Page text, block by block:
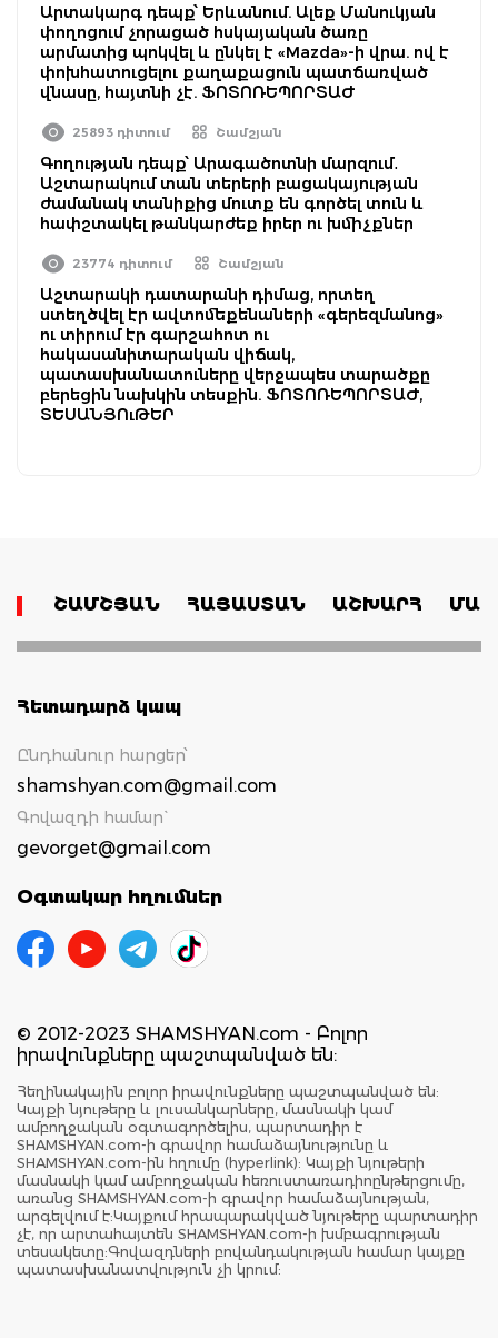
Արտակարգ դեպք՝ Երևանում. Ալեք Մանուկյան
փողոցում չորացած հսկայական ծառը
արմատից պոկվել և ընկել է «Mazda»-ի վրա. ով է
փոխհատուցելու քաղաքացուն պատճառված
վնասը, հայտնի չէ. ՖՈՏՈՌԵՊՈՐՏԱԺ
25893 դիտում Շամշյան
Գողության դեպք՝ Արագածոտնի մարզում․
Աշտարակում տան տերերի բացակայության
ժամանակ տանիքից մուտք են գործել տուն և
հափշտակել թանկարժեք իրեր ու խմիչքներ
23774 դիտում Շամշյան
Աշտարակի դատարանի դիմաց, որտեղ
ստեղծվել էր ավտոմեքենաների «գերեզմանոց»
ու տիրում էր գարշահոտ ու
հակասանիտարական վիճակ,
պատասխանատուները վերջապես տարածքը
բերեցին նախկին տեսքին. ՖՈՏՈՌԵՊՈՐՏԱԺ,
ՏԵՍԱՆՅՈւԹԵՐ
ՇԱՄՇՅԱՆ ՀԱՅԱՍՏԱՆ ԱՇԽԱՐՀ
Հետադարձ կապ
Ընդհանուր հարցեր՝
shamshyan.com@gmail.com
Գովազդի համար`
gevorget@gmail.com
Օգտակար հղումներ
© 2012-2023 SHAMSHYAN.com - Բոլոր
իրավունքները պաշտպանված են:
Հեղինակային բոլոր իրավունքները պաշտպանված են:
Կայքի նյութերը և լուսանկարները, մասնակի կամ
ամբողջական օգտագործելիս, պարտադիր է
SHAMSHYAN.com-ի գրավոր համաձայնությունը և
SHAMSHYAN.com-ին հղումը (hyperlink): Կայքի նյութերի
մասնակի կամ ամբողջական հեռուստառադիոընթերցումը,
առանց SHAMSHYAN.com-ի գրավոր համաձայնության,
արգելվում է:Կայքում հրապարակված նյութերը պարտադիր
չէ, որ արտահայտեն SHAMSHYAN.com-ի խմբագրության
տեսակետը:Գովազդների բովանդակության համար կայքը
պատասխանատվություն չի կրում: